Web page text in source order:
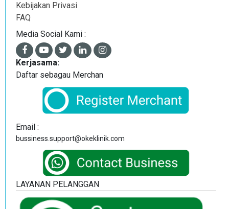
Kebijakan Privasi
FAQ
Media Social Kami :
Kerjasama:
Daftar sebagau Merchan
Email :
bussiness.support@okeklinik.com
LAYANAN PELANGGAN